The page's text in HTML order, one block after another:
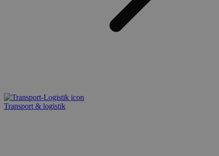
Transport & logistik